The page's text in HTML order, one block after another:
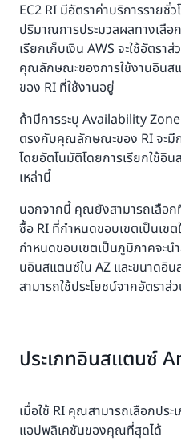
EC2 RI มีอัตราค่าบริการรายชั่
ปริมาณการประมวลผลทางเลือ
เรียกเก็บเงิน AWS จะใช้อัตร
คุณลักษณะของการใช้งานอิน
ของ RI ที่ใช้งานอยู่
ถ้ามีการระบุ Availability
ตรงกับคุณลักษณะของ RI จะมี
โดยอัตโนมัติโดยการเรียกใช้
เหล่านี้
นอกจากนี้ คุณยังสามารถเลือก
ซื้อ RI ที่กำหนดขอบเขตเป็นเข
กำหนดขอบเขตเป็นภูมิภาคจะน
นอินสแตนซ์ใน AZ และขนาดอิ
สามารถใช้ประโยชน์จากอัตรา
ประเภทอินสแตนซ์
เมื่อใช้ RI คุณสามารถเลือกปร
แอปพลิเคชันของคุณที่สุดได้